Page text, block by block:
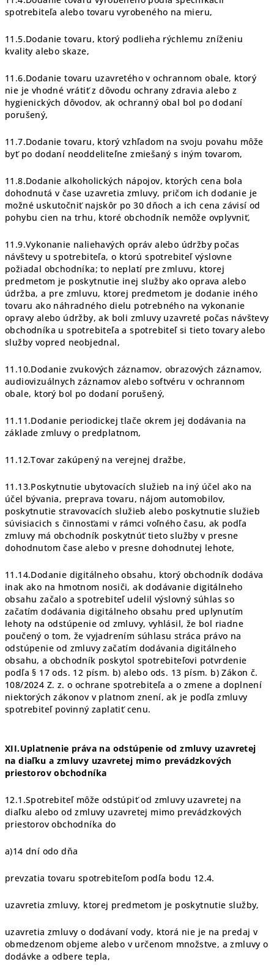
spotrebiteľa alebo tovaru vyrobeného na mieru,
11.5.Dodanie tovaru, ktorý podlieha rýchlemu zníženiu
kvality alebo skaze,
11.6.Dodanie tovaru uzavretého v ochrannom obale, ktorý
nie je vhodné vrátiť z dôvodu ochrany zdravia alebo z
hygienických dôvodov, ak ochranný obal bol po dodaní
porušený,
11.7.Dodanie tovaru, ktorý vzhľadom na svoju povahu môže
byť po dodaní neoddeliteľne zmiešaný s iným tovarom,
11.8.Dodanie alkoholických nápojov, ktorých cena bola
dohodnutá v čase uzavretia zmluvy, pričom ich dodanie je
možné uskutočniť najskôr po 30 dňoch a ich cena závisí od
pohybu cien na trhu, ktoré obchodník nemôže ovplyvniť,
11.9.Vykonanie naliehavých opráv alebo údržby počas
návštevy u spotrebiteľa, o ktorú spotrebiteľ výslovne
požiadal obchodníka; to neplatí pre zmluvu, ktorej
predmetom je poskytnutie inej služby ako oprava alebo
údržba, a pre zmluvu, ktorej predmetom je dodanie iného
tovaru ako náhradného dielu potrebného na vykonanie
opravy alebo údržby, ak boli zmluvy uzavreté počas návštevy
obchodníka u spotrebiteľa a spotrebiteľ si tieto tovary alebo
služby vopred neobjednal,
11.10.Dodanie zvukových záznamov, obrazových záznamov,
audiovizuálnych záznamov alebo softvéru v ochrannom
obale, ktorý bol po dodaní porušený,
11.11.Dodanie periodickej tlače okrem jej dodávania na
základe zmluvy o predplatnom,
11.12.Tovar zakúpený na verejnej dražbe,
11.13.Poskytnutie ubytovacích služieb na iný účel ako na
účel bývania, preprava tovaru, nájom automobilov,
poskytnutie stravovacích služieb alebo poskytnutie služieb
súvisiacich s činnosťami v rámci voľného času, ak podľa
zmluvy má obchodník poskytnúť tieto služby v presne
dohodnutom čase alebo v presne dohodnutej lehote,
11.14.Dodanie digitálneho obsahu, ktorý obchodník dodáva
inak ako na hmotnom nosiči, ak dodávanie digitálneho
obsahu začalo a spotrebiteľ udelil výslovný súhlas so
začatím dodávania digitálneho obsahu pred uplynutím
lehoty na odstúpenie od zmluvy, vyhlásil, že bol riadne
poučený o tom, že vyjadrením súhlasu stráca právo na
odstúpenie od zmluvy začatím dodávania digitálneho
obsahu, a obchodník poskytol spotrebiteľovi potvrdenie
podľa § 17 ods. 12 písm. b) alebo ods. 13 písm. b) Zákon č.
108/2024 Z. z. o ochrane spotrebiteľa a o zmene a doplnení
niektorých zákonov v platnom znení, ak je podľa zmluvy
spotrebiteľ povinný zaplatiť cenu.
XII.Uplatnenie práva na odstúpenie od zmluvy uzavretej
na diaľku a zmluvy uzavretej mimo prevádzkových
priestorov obchodníka
12.1.Spotrebiteľ môže odstúpiť od zmluvy uzavretej na
diaľku alebo od zmluvy uzavretej mimo prevádzkových
priestorov obchodníka do
a)14 dní odo dňa
prevzatia tovaru spotrebiteľom podľa bodu 12.4.
uzavretia zmluvy, ktorej predmetom je poskytnutie služby,
uzavretia zmluvy o dodávaní vody, ktorá nie je na predaj v
obmedzenom objeme alebo v určenom množstve, a zmluvy o
dodávke a odbere tepla,